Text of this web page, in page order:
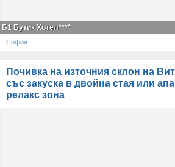
Б1 Бутик Хотел****
София
Почивка на източния склон на
със закуска в двойна стая или
релакс зона